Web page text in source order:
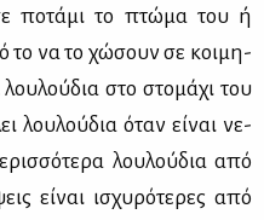
πο­τά­μι το πτώ­μα του ή
το να το χώ­σουν σε κοι­μη­
στο στο­μά­χι του
λου­λού­δια όταν εί­ναι νε­
λου­λού­δια από
εί­ναι ισχυ­ρό­τε­ρες από